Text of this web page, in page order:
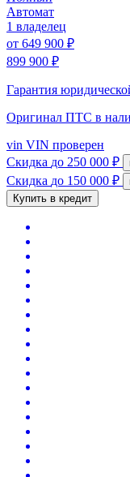
Автомат
1 владелец
от 649 900 ₽
899 900 ₽
Гарантия
Оригинал ПТС в
vin VIN проверен
Скидка до 250 000 ₽
Скидка до 150 000 ₽
Купить в кредит